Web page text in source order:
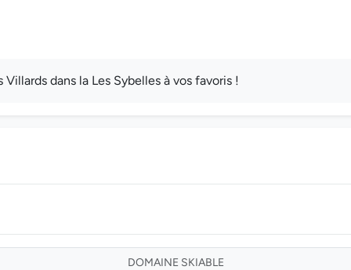
dans la Les Sybelles à vos favoris !
DOMAINE SKIABLE